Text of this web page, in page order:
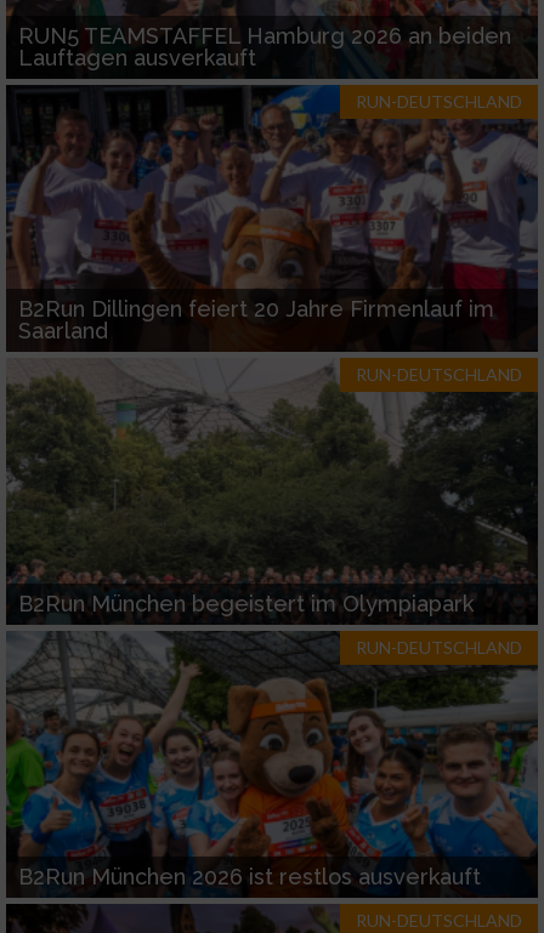
RUN5 TEAMSTAFFEL Hamburg 2026 an beiden
Lauftagen ausverkauft
RUN-DEUTSCHLAND
B2Run Dillingen feiert 20 Jahre Firmenlauf im
Saarland
RUN-DEUTSCHLAND
B2Run München begeistert im Olympiapark
RUN-DEUTSCHLAND
B2Run München 2026 ist restlos ausverkauft
RUN-DEUTSCHLAND